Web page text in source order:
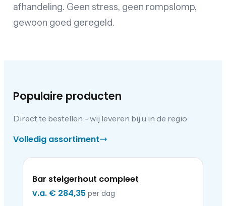
afhandeling. Geen stress, geen rompslomp,
gewoon goed geregeld.
Populaire producten
Direct te bestellen - wij leveren bij u in de regio
Volledig assortiment
Bar steigerhout compleet
v.a. € 284,35 per dag